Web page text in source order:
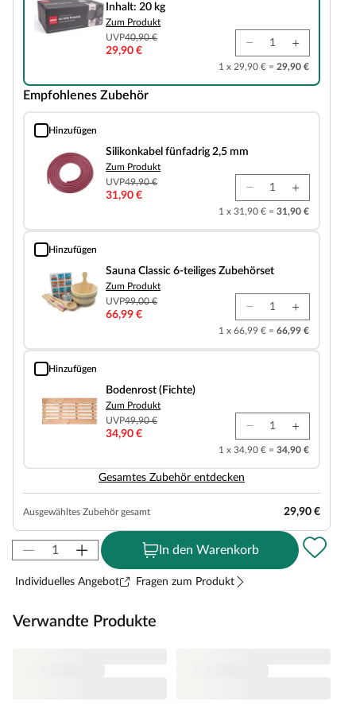
Inhalt: 20 kg
Zum Produkt
UVP40,90 €
29,90 €
1 x 29,90 € = 29,90 €
Empfohlenes Zubehör
Hinzufügen
Silikonkabel fünfadrig 2,5 mm
Silikonkabel fünfadrig 2,5 mm
Zum Produkt
UVP49,90 €
31,90 €
1 x 31,90 € = 31,90 €
Hinzufügen
Sauna Classic 6-teiliges Zubehörset
Sauna Classic 6-teiliges Zubehörset
Zum Produkt
UVP99,00 €
66,99 €
1 x 66,99 € = 66,99 €
Hinzufügen
Bodenrost (Fichte)
Bodenrost (Fichte)
Zum Produkt
UVP49,90 €
34,90 €
1 x 34,90 € = 34,90 €
Gesamtes Zubehör entdecken
Ausgewähltes Zubehör gesamt 29,90 €
In den Warenkorb
Individuelles Angebot Fragen zum Produkt
Verwandte Produkte